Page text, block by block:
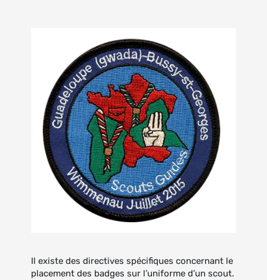
Il existe des directives spécifiques concernant le
placement des badges sur l’uniforme d’un scout.